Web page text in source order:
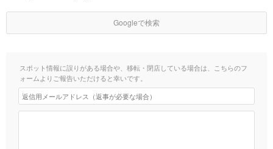
Googleで検索
スポット情報に誤りがある場合や、移転・閉店している場合は、こちらのフ
ォームよりご報告いただけると幸いです。